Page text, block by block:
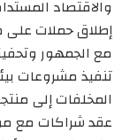
والاقتصاد
إطلاق حملات على
مع الجمهور
تنفيذ مشروعات
المخلفات إلى
عقد شراكات مع